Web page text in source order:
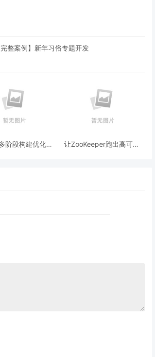
整案例】新年习俗专题开发
阶段构建优化：
让ZooKeeper跑出高可用: